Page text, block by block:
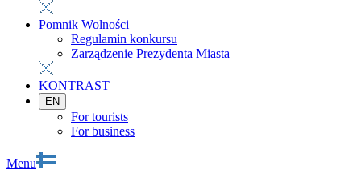
Pomnik Wolności
Regulamin konkursu
Zarządzenie Prezydenta Miasta
KONTRAST
EN
For tourists
For business
Menu